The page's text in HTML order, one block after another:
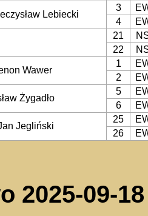
Lebiecki
3
4
21
22
Wawer
1
2
Żygadło
5
6
Jegliński
25
26
2025-09-18